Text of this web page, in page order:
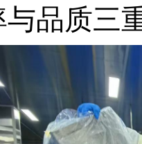
品质三